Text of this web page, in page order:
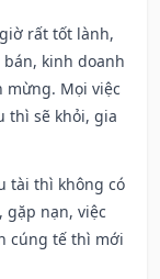
rất tốt lành,
kinh doanh
mừng. Mọi việc
thì sẽ khỏi, gia
tài thì không có
gặp nạn, việc
cúng tế thì mới